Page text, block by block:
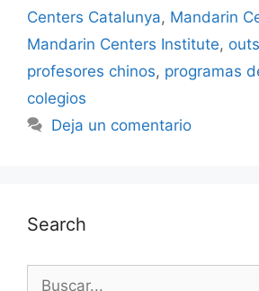
Centers Catalunya, Mandarin
Mandarin Centers Institute,
profesores chinos, programas
colegios
Deja un comentario
Search